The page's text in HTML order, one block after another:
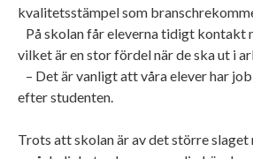
kvalitetsstämpel som
På skolan får eleverna tidigt kontakt
vilket är en stor fördel när de ska ut i
– Det är vanligt att våra elever har
efter studenten.
Trots att skolan är av det större slaget